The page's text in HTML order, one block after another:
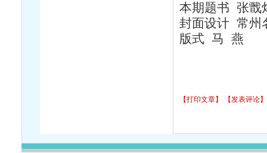
本期题书 张戬
封面设计 常州
版式 马 燕
【打印文章】 【发表评论】